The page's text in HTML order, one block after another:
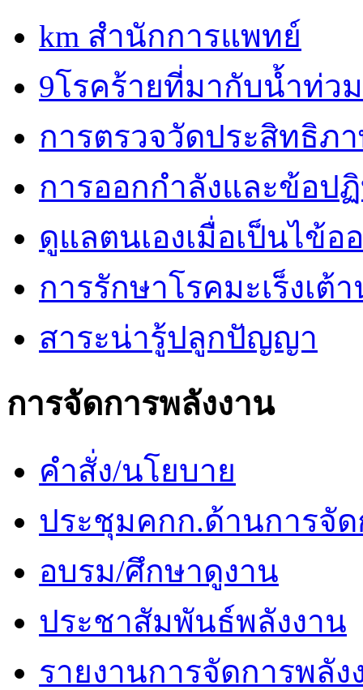
km สำนักการแพทย์
9โรคร้ายที่มากับน้ำท่วม
การตรวจวัดประสิทธิภ
การออกกำลังและข้อป
ดูแลตนเองเมื่อเป็นไข้อ
การรักษาโรคมะเร็งเต้
สาระน่ารู้ปลูกปัญญา
การจัดการพลังงาน
คำสั่ง/นโยบาย
ประชุมคกก.ด้านการจัด
อบรม/ศึกษาดูงาน
ประชาสัมพันธ์พลังงาน
รายงานการจัดการพลัง